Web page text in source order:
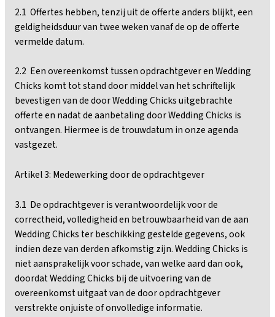
2.1 Offertes hebben, tenzij uit de offerte anders blijkt, een
geldigheidsduur van twee weken vanaf de op de offerte
vermelde datum.
2.2 Een overeenkomst tussen opdrachtgever en Wedding
Chicks komt tot stand door middel van het schriftelijk
bevestigen van de door Wedding Chicks uitgebrachte
offerte en nadat de aanbetaling door Wedding Chicks is
ontvangen. Hiermee is de trouwdatum in onze agenda
vastgezet.
Artikel 3: Medewerking door de opdrachtgever
3.1 De opdrachtgever is verantwoordelijk voor de
correctheid, volledigheid en betrouwbaarheid van de aan
Wedding Chicks ter beschikking gestelde gegevens, ook
indien deze van derden afkomstig zijn. Wedding Chicks is
niet aansprakelijk voor schade, van welke aard dan ook,
doordat Wedding Chicks bij de uitvoering van de
overeenkomst uitgaat van de door opdrachtgever
verstrekte onjuiste of onvolledige informatie.